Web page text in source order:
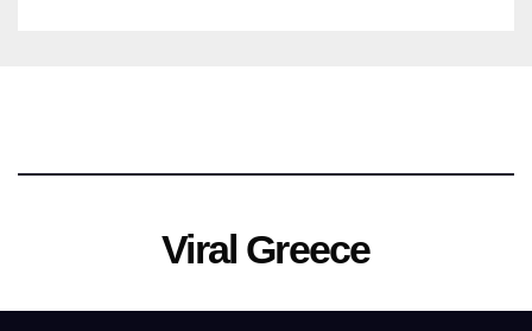
Viral Greece